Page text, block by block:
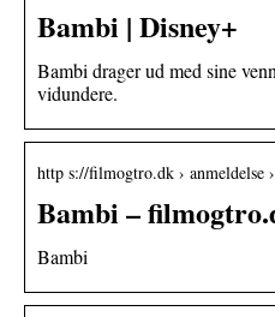
Bambi | Disney+
Bambi drager ud med sine
vidundere.
http s://filmogtro.dk › anmeldelse
Bambi –
Bambi